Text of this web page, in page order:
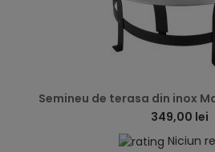
Semineu de terasa din inox
349,00 lei
Niciun